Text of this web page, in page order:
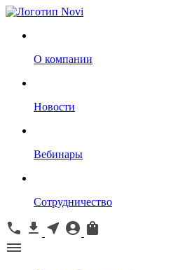
О компании
Новости
Вебинары
Сотрудничество